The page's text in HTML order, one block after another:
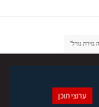
גזירת גורל''
ערוצי תוכן